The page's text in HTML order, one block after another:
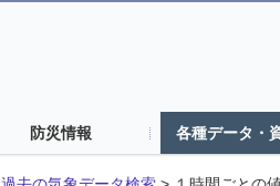
防災情報 各種データ・